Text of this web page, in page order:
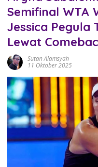
Semifinal WTA
Jessica Pegula
Lewat
Sutan Alamsyah
11 Oktober 2025